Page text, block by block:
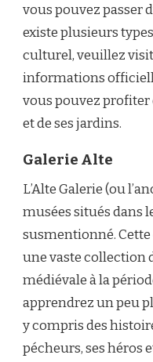
vous pouvez passer
existe plusieurs
culturel, veuillez
informations
vous pouvez
et de ses jardins.
Galerie Alte
L’Alte Galerie (ou
musées situés dans
susmentionné.
une vaste collection
médiévale à la
apprendrez un peu
y compris des
pécheurs, ses héros